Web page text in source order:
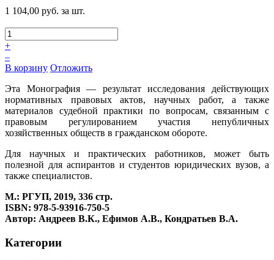
1 104,00 руб. за шт.
+
–
В корзину Отложить
Эта Монография — результат исследования действующих
нормативных правовых актов, научных работ, а также
материалов судебной практики по вопросам, связанным с
правовым регулированием участия непубличных
хозяйственных обществ в гражданском обороте.
Для научных и практических работников, может быть
полезной для аспирантов и студентов юридических вузов, а
также специалистов.
М.: РГУП, 2019, 336 стр.
ISBN: 978-5-93916-750-5
Автор: Андреев В.К., Ефимов А.В., Кондратьев В.А.
Категории